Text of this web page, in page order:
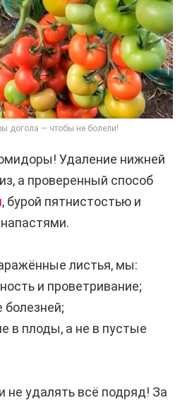
догола — чтобы не болели!
Удаление нижней
а проверенный способ
, бурой пятнистостью и
листья, мы:
и проветривание;
болезней;
в плоды, а не в пустые
удалять всё подряд! За